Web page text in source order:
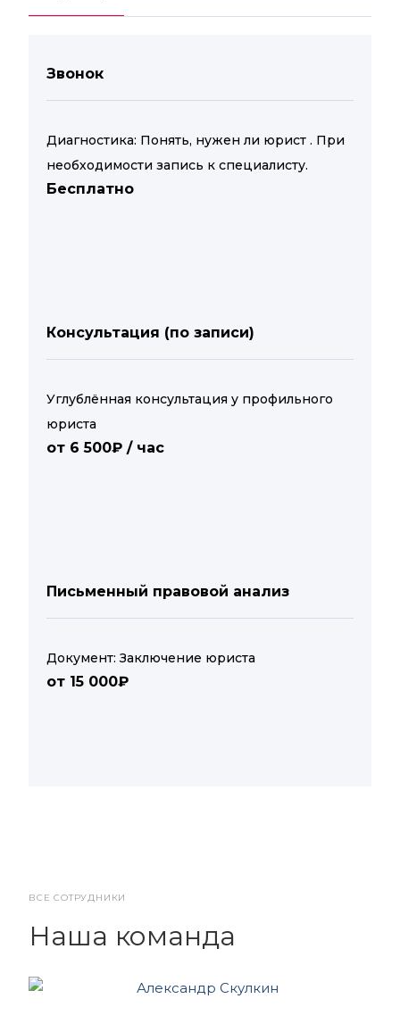
Звонок
Диагностика: Понять, нужен ли юрист . При
необходимости запись к специалисту.
Бесплатно
Консультация (по записи)
Углублённая консультация у профильного
юриста
от 6 500₽ / час
Письменный правовой анализ
Документ: Заключение юриста
от 15 000₽
ВСЕ СОТРУДНИКИ
Наша команда